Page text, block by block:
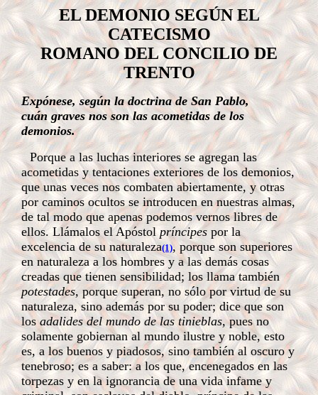
EL DEMONIO SEGÚN EL
CATECISMO
ROMANO DEL CONCILIO DE
TRENTO
Expónese, según la doctrina de San Pablo,
cuán graves nos son las acometidas de los
demonios.
Porque a las luchas interiores se agregan las
acometidas y tentaciones exteriores de los demonios,
que unas veces nos combaten abiertamente, y otras
por caminos ocultos se introducen en nuestras almas,
de tal modo que apenas podemos vernos libres de
ellos. Llámalos el Apóstol príncipes por la
excelencia de su naturaleza(1), porque son superiores
en naturaleza a los hombres y a las demás cosas
creadas que tienen sensibilidad; los llama también
potestades, porque superan, no sólo por virtud de su
naturaleza, sino además por su poder; dice que son
losadalides del mundo de las tinieblas,pues no
solamente gobiernan al mundo ilustre y noble, esto
es, a los buenos y piadosos, sino también al oscuro y
tenebroso; es a saber: a los que, encenegados en las
torpezas y en la ignorancia de una vida infame y